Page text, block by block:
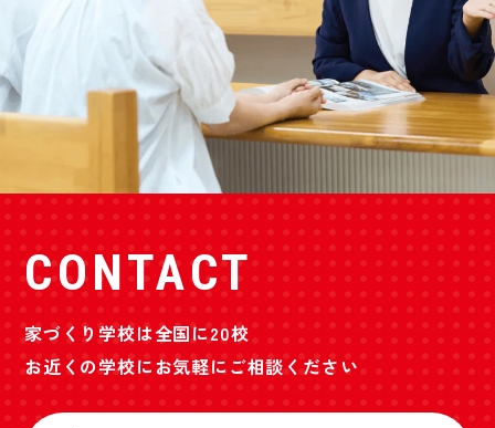
CONTACT
家づくり学校は全国に20校
お近くの学校にお気軽にご相談ください